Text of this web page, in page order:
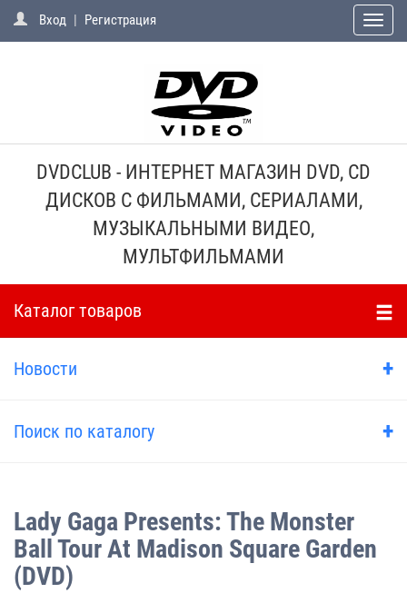
Вход | Регистрация
Toggle
DVDCLUB - ИНТЕРНЕТ МАГАЗИН DVD, CD
ДИСКОВ С ФИЛЬМАМИ, СЕРИАЛАМИ,
МУЗЫКАЛЬНЫМИ ВИДЕО,
МУЛЬТФИЛЬМАМИ
Каталог товаров
Новости +
Поиск по каталогу +
Lady Gaga Presents: The Monster
Ball Tour At Madison Square Garden
(DVD)